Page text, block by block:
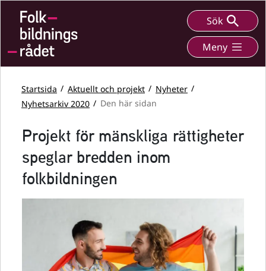
Sök
Meny
Startsida Aktuellt och projekt
Nyheter
Nyhetsarkiv 2020
Den här sidan
Projekt för mänskliga rättigheter
speglar bredden inom
folkbildningen